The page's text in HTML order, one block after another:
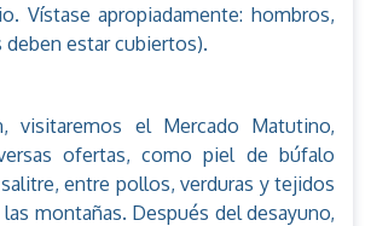
Vístase apropiadamente: hombros,
deben estar cubiertos).
visitaremos el Mercado Matutino,
ofertas, como piel de búfalo
entre pollos, verduras y tejidos
montañas. Después del desayuno,